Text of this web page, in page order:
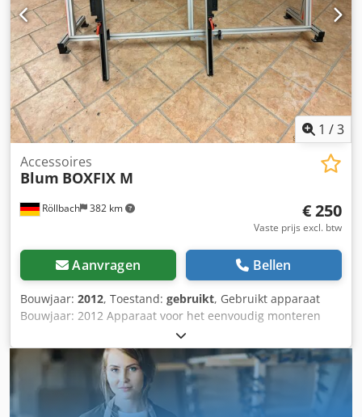
poten, enz. Huidige hoogte: ca. 80 cm 230V/400V Staat:
goed Beschikbaarheid: per direct Locatie: regio Erfurt
1 /3
Röllbach 382 km
Accessoires
Blum BOXFIX M
€ 250
Vaste prijs excl. btw
Aanvragen Bellen
Bouwjaar: 2012, Toestand: gebruikt, Gebruikt apparaat
Bouwjaar: 2012 Apparaat voor het eenvoudig monteren
van laden Crsdpfxozk Nxuo Ai Dof Beschikbaarheid: op
korte termijn Opslaglocatie: Flörsheim